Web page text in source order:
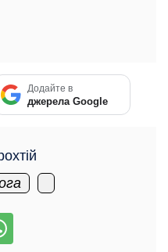
Додайте в
джерела Google